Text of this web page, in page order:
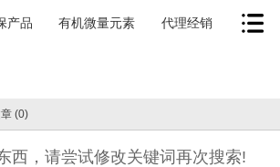
产品 有机微量元素 代理经销
(0)
西，请尝试修改关键词再次搜索!